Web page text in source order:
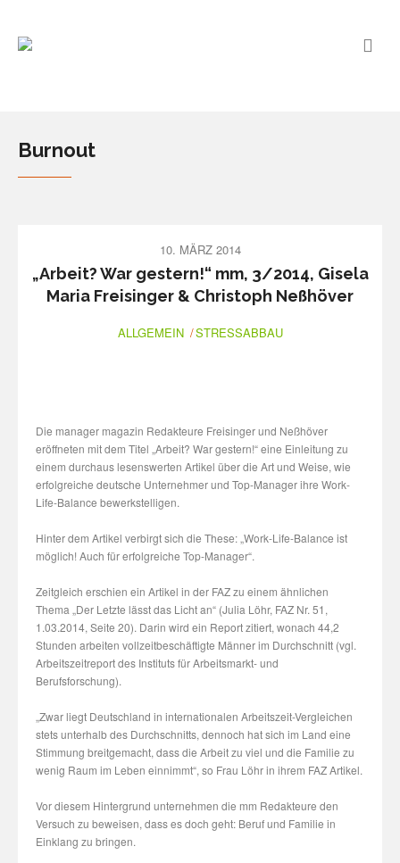
Burnout
10. MÄRZ 2014
„Arbeit? War gestern!“ mm, 3/2014, Gisela
Maria Freisinger & Christoph Neßhöver
ALLGEMEIN STRESSABBAU
Die manager magazin Redakteure Freisinger und Neßhöver
eröffneten mit dem Titel „Arbeit? War gestern!“ eine Einleitung zu
einem durchaus lesenswerten Artikel über die Art und Weise, wie
erfolgreiche deutsche Unternehmer und Top-Manager ihre Work-
Life-Balance bewerkstelligen.
Hinter dem Artikel verbirgt sich die These: „Work-Life-Balance ist
möglich! Auch für erfolgreiche Top-Manager“.
Zeitgleich erschien ein Artikel in der FAZ zu einem ähnlichen
Thema „Der Letzte lässt das Licht an“ (Julia Löhr, FAZ Nr. 51,
1.03.2014, Seite 20). Darin wird ein Report zitiert, wonach 44,2
Stunden arbeiten vollzeitbeschäftigte Männer im Durchschnitt (vgl.
Arbeitszeitreport des Instituts für Arbeitsmarkt- und
Berufsforschung).
„Zwar liegt Deutschland in internationalen Arbeitszeit-Vergleichen
stets unterhalb des Durchschnitts, dennoch hat sich im Land eine
Stimmung breitgemacht, dass die Arbeit zu viel und die Familie zu
wenig Raum im Leben einnimmt“, so Frau Löhr in ihrem FAZ Artikel.
Vor diesem Hintergrund unternehmen die mm Redakteure den
Versuch zu beweisen, dass es doch geht: Beruf und Familie in
Einklang zu bringen.